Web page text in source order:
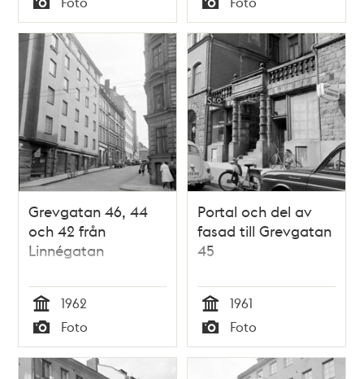
Typ
Typ
Grevgatan 46, 44
och 42 från
Linnégatan
Tid
1962
Typ
Foto
Portal och del av
fasad till Grevgatan
45
Tid
1961
Typ
Foto